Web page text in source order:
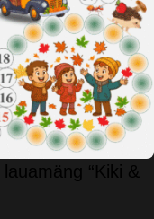
“Kiki &